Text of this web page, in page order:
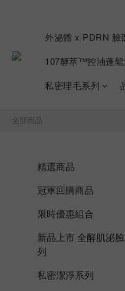
外泌體 x PDRN 臉
107酵萃™控油蓬
私密理毛系列
全部商品
精選商品
冠軍回購商品
限時優惠組合
新品上市 全酵肌泌
列
私密潔淨系列